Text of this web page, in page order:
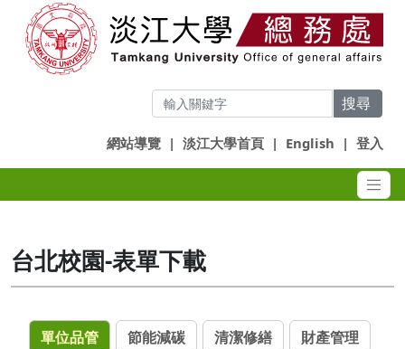
搜尋
網站導覽 | 淡江大學首頁 | English | 登入
台北校園-表單下載
單位品管 節能減碳 清潔修繕
財產管理